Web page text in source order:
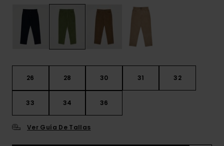
26 28 30 31 32
33 34 36
Ver Guía De Tallas